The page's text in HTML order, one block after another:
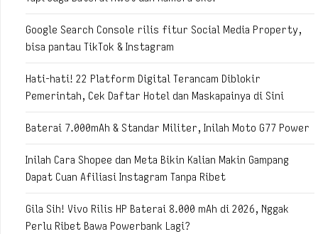
Google Search Console rilis fitur Social Media Property,
bisa pantau TikTok & Instagram
Hati-hati! 22 Platform Digital Terancam Diblokir
Pemerintah, Cek Daftar Hotel dan Maskapainya di Sini
Baterai 7.000mAh & Standar Militer, Inilah Moto G77 Power
Inilah Cara Shopee dan Meta Bikin Kalian Makin Gampang
Dapat Cuan Afiliasi Instagram Tanpa Ribet
Gila Sih! Vivo Rilis HP Baterai 8.000 mAh di 2026, Nggak
Perlu Ribet Bawa Powerbank Lagi?